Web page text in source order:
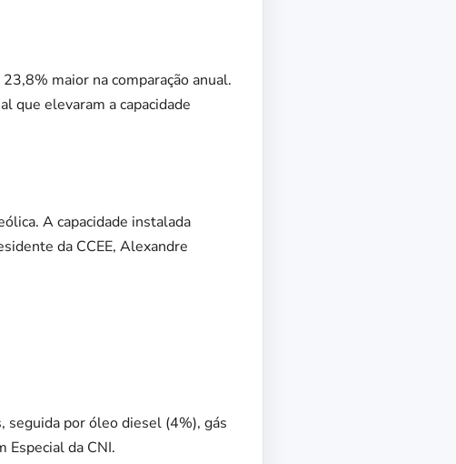
maior na comparação anual.
que elevaram a capacidade
A capacidade instalada
da CCEE, Alexandre
por óleo diesel (4%), gás
Especial da CNI.